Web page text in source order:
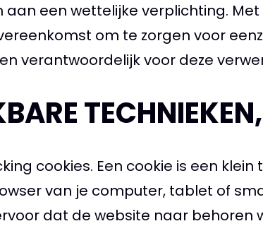
een wettelijke verplichting.
om te zorgen voor
verantwoordelijk voor deze
cookies. Een cookie is een
van je computer, tablet of
dat de website naar behoren